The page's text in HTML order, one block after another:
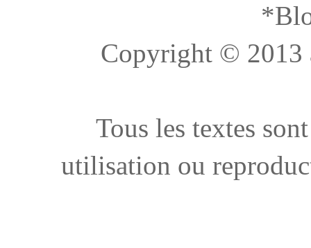
Copyright © 2013
Tous les textes
utilisation ou